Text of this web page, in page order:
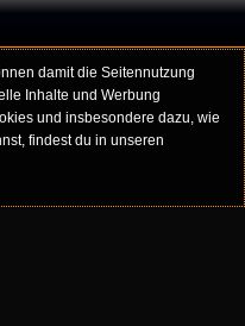
damit die Seitennutzung
Inhalte und Werbung
und insbesondere dazu, wie
findest du in unseren